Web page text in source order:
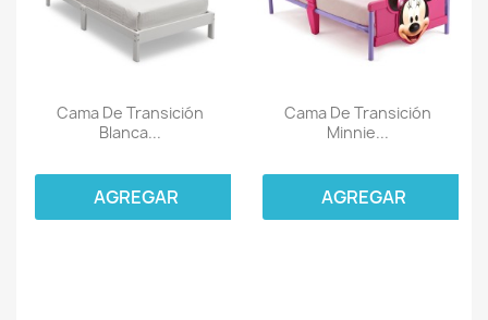
Cama De Transición
Blanca...
AGREGAR
Cama De Transición
Minnie...
AGREGAR